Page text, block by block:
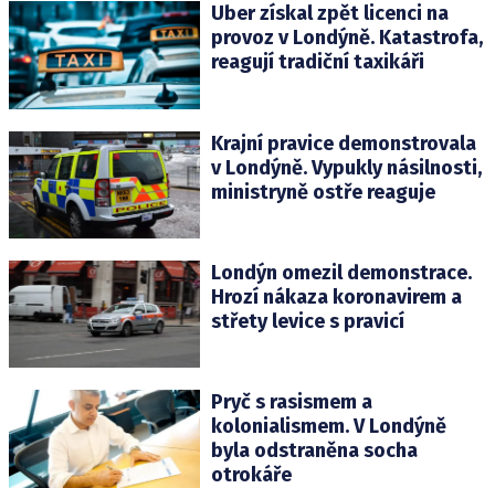
Uber získal zpět licenci na
provoz v Londýně. Katastrofa,
reagují tradiční taxikáři
Krajní pravice demonstrovala
v Londýně. Vypukly násilnosti,
ministryně ostře reaguje
Londýn omezil demonstrace.
Hrozí nákaza koronavirem a
střety levice s pravicí
Pryč s rasismem a
kolonialismem. V Londýně
byla odstraněna socha
otrokáře